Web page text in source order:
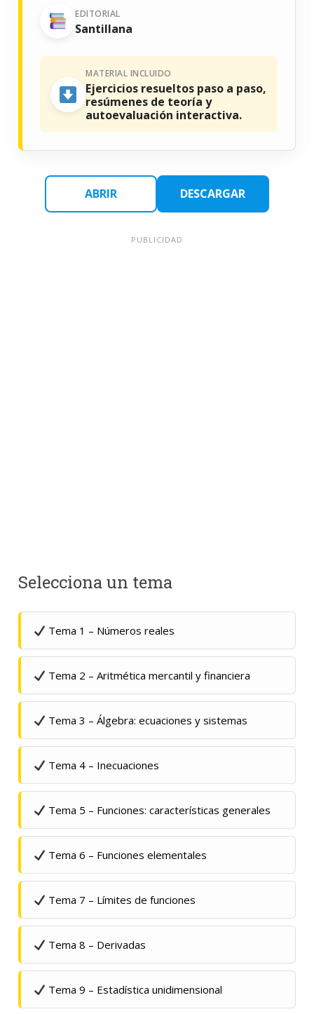
EDITORIAL
Santillana
MATERIAL INCLUIDO
Ejercicios resueltos paso a paso,
resúmenes de teoría y
autoevaluación interactiva.
ABRIR DESCARGAR
Selecciona un tema
Tema 1 – Números reales
Tema 2 – Aritmética mercantil y financiera
Tema 3 – Álgebra: ecuaciones y sistemas
Tema 4 – Inecuaciones
Tema 5 – Funciones: características generales
Tema 6 – Funciones elementales
Tema 7 – Límites de funciones
Tema 8 – Derivadas
Tema 9 – Estadística unidimensional